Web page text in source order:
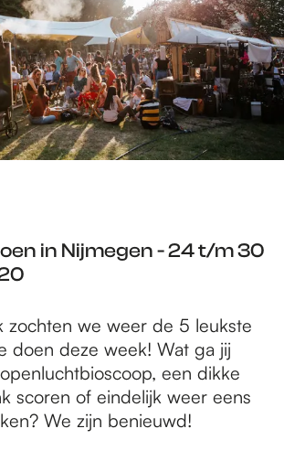
in Nijmegen - 24 t/m 30
zochten we weer de 5 leukste
doen deze week! Wat ga jij
een dikke
scoren of eindelijk weer eens
We zijn benieuwd!